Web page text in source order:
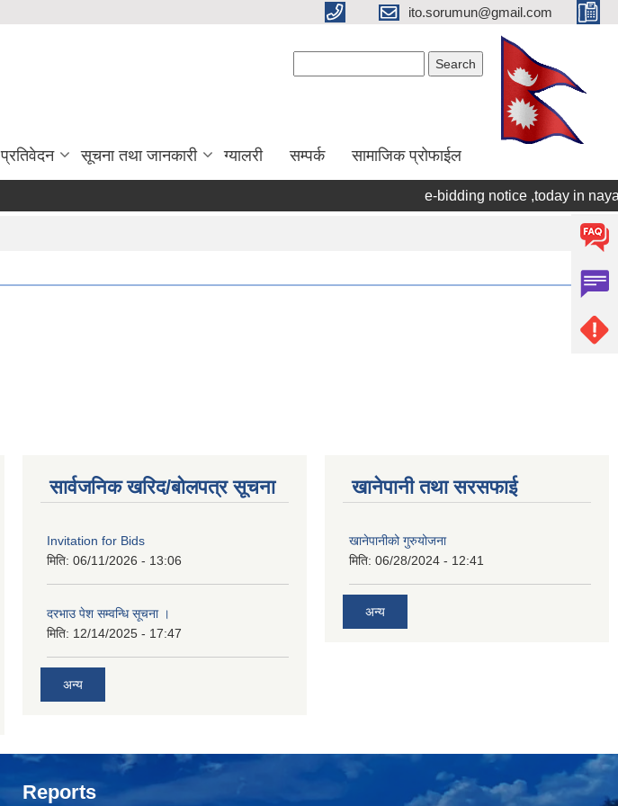
ito.sorumun@gmail.com
प्रतिवेदन सूचना तथा जानकारी ग्यालरी सम्पर्क सामाजिक प्रोफाईल
e-bidding notice ,today in naya
सार्वजनिक खरिद/बोलपत्र सूचना
Invitation for Bids
मिति: 06/11/2026 - 13:06
दरभाउ पेश सम्वन्धि सूचना ।
मिति: 12/14/2025 - 17:47
अन्य
खानेपानी तथा सरसफाई
खानेपानीको गुरुयोजना
मिति: 06/28/2024 - 12:41
अन्य
Reports